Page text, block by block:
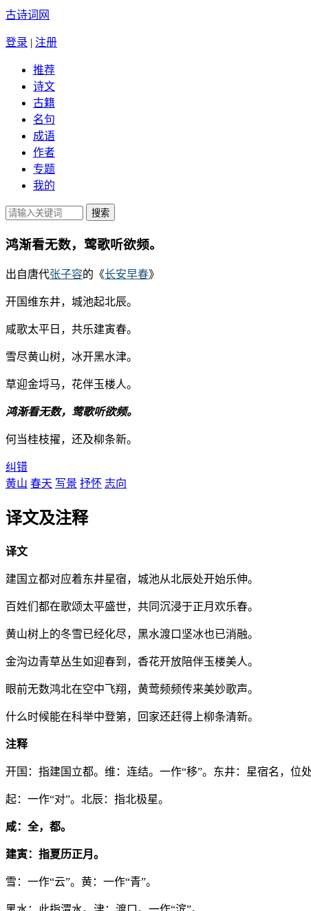
古诗词网
登录 | 注册
推荐
诗文
古籍
名句
成语
作者
专题
我的
鸿渐看无数，莺歌听欲频。
出自唐代张子容的《长安早春》
开国维东井，城池起北辰。
咸歌太平日，共乐建寅春。
雪尽黄山树，冰开黑水津。
草迎金埒马，花伴玉楼人。
鸿渐看无数，莺歌听欲频。
何当桂枝擢，还及柳条新。
纠错
黄山 春天 写景 抒怀 志向
译文及注释
译文
建国立都对应着东井星宿，城池从北辰处开始乐伸。
百姓们都在歌颂太平盛世，共同沉浸于正月欢乐春。
黄山树上的冬雪已经化尽，黑水渡口坚冰也已消融。
金沟边青草丛生如迎春到，香花开放陪伴玉楼美人。
眼前无数鸿北在空中飞翔，黄莺频频传来美妙歌声。
什么时候能在科举中登第，回家还赶得上柳条清新。
注释
开国：指建国立都。维：连结。一作“移”。东井：星宿名，位
起：一作“对”。北辰：指北极星。
咸：全，都。
建寅：指夏历正月。
雪：一作“云”。黄：一作“青”。